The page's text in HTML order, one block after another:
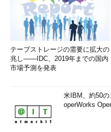
テープストレージの需要に拡大の
兆し――IDC、2019年までの国内
市場予測を発表
米IBM、約50
operWorks